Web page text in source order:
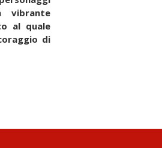
vibrante
al quale
di